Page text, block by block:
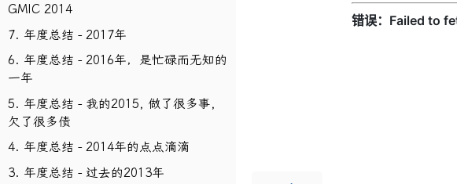
GMIC 2014
7. 年度总结 - 2017年
6. 年度总结 - 2016年，是忙碌而无知的
一年
5. 年度总结 - 我的2015, 做了很多事,
欠了很多债
4. 年度总结 - 2014年的点点滴滴
3. 年度总结 - 过去的2013年